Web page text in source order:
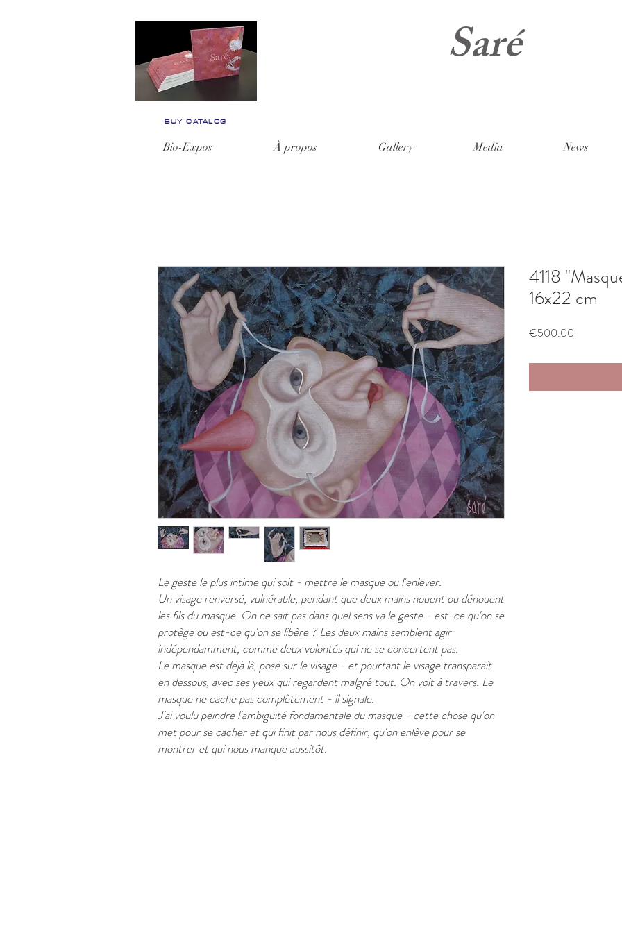
Saré
BUY CATALOG
Bio-Expos À propos Gallery Media News
Le geste le plus intime qui soit - mettre le masque ou l'enlever.
Un visage renversé, vulnérable, pendant que deux mains nouent ou dénouent
les fils du masque. On ne sait pas dans quel sens va le geste - est-ce qu'on se
protège ou est-ce qu'on se libère ? Les deux mains semblent agir
indépendamment, comme deux volontés qui ne se concertent pas.
Le masque est déjà là, posé sur le visage - et pourtant le visage transparaît
en dessous, avec ses yeux qui regardent malgré tout. On voit à travers. Le
masque ne cache pas complètement - il signale.
J'ai voulu peindre l'ambiguïté fondamentale du masque - cette chose qu'on
met pour se cacher et qui finit par nous définir, qu'on enlève pour se
montrer et qui nous manque aussitôt.
4118
16x22 cm
€500.00